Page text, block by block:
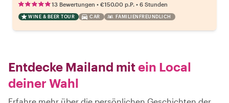
13 Bewertungen • €150.00 p.P. • 6 Stunden
WINE & BEER TOUR CAR FAMILIENFREUNDLICH
Entdecke Mailand mitein Local
deiner Wahl